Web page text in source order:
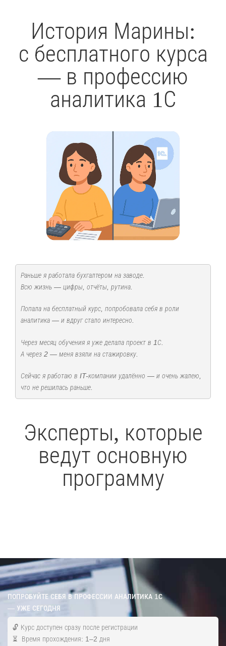
История Марины:
с бесплатного курса
— в профессию
аналитика 1С
Раньше я работала бухгалтером на заводе.
Всю жизнь — цифры, отчёты, рутина.
Попала на бесплатный курс, попробовала себя в роли
аналитика — и вдруг стало интересно.
Через месяц обучения я уже делала проект в 1С.
А через 2 — меня взяли на стажировку.
Сейчас я работаю в IT-компании удалённо — и очень жалею,
что не решилась раньше.
Эксперты, которые
ведут основную
программу
ПОПРОБУЙТЕ СЕБЯ В ПРОФЕССИИ АНАЛИТИКА 1С
— УЖЕ СЕГОДНЯ
🔓 Курс доступен сразу после регистрации
⏳ Время прохождения: 1–2 дня